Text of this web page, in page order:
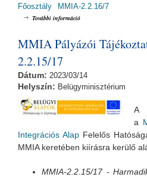
Főosztály
MMIA-2.2.16/7
További információ
MMIA Pályázói
2.2.15/17
Dátum: 2023/03/14
Helyszín: Belügyminisztérium
A
a
Integrációs Alap Felelős
MMIA keretében kiírásra kerülő
MMIA-2.2.15/17-